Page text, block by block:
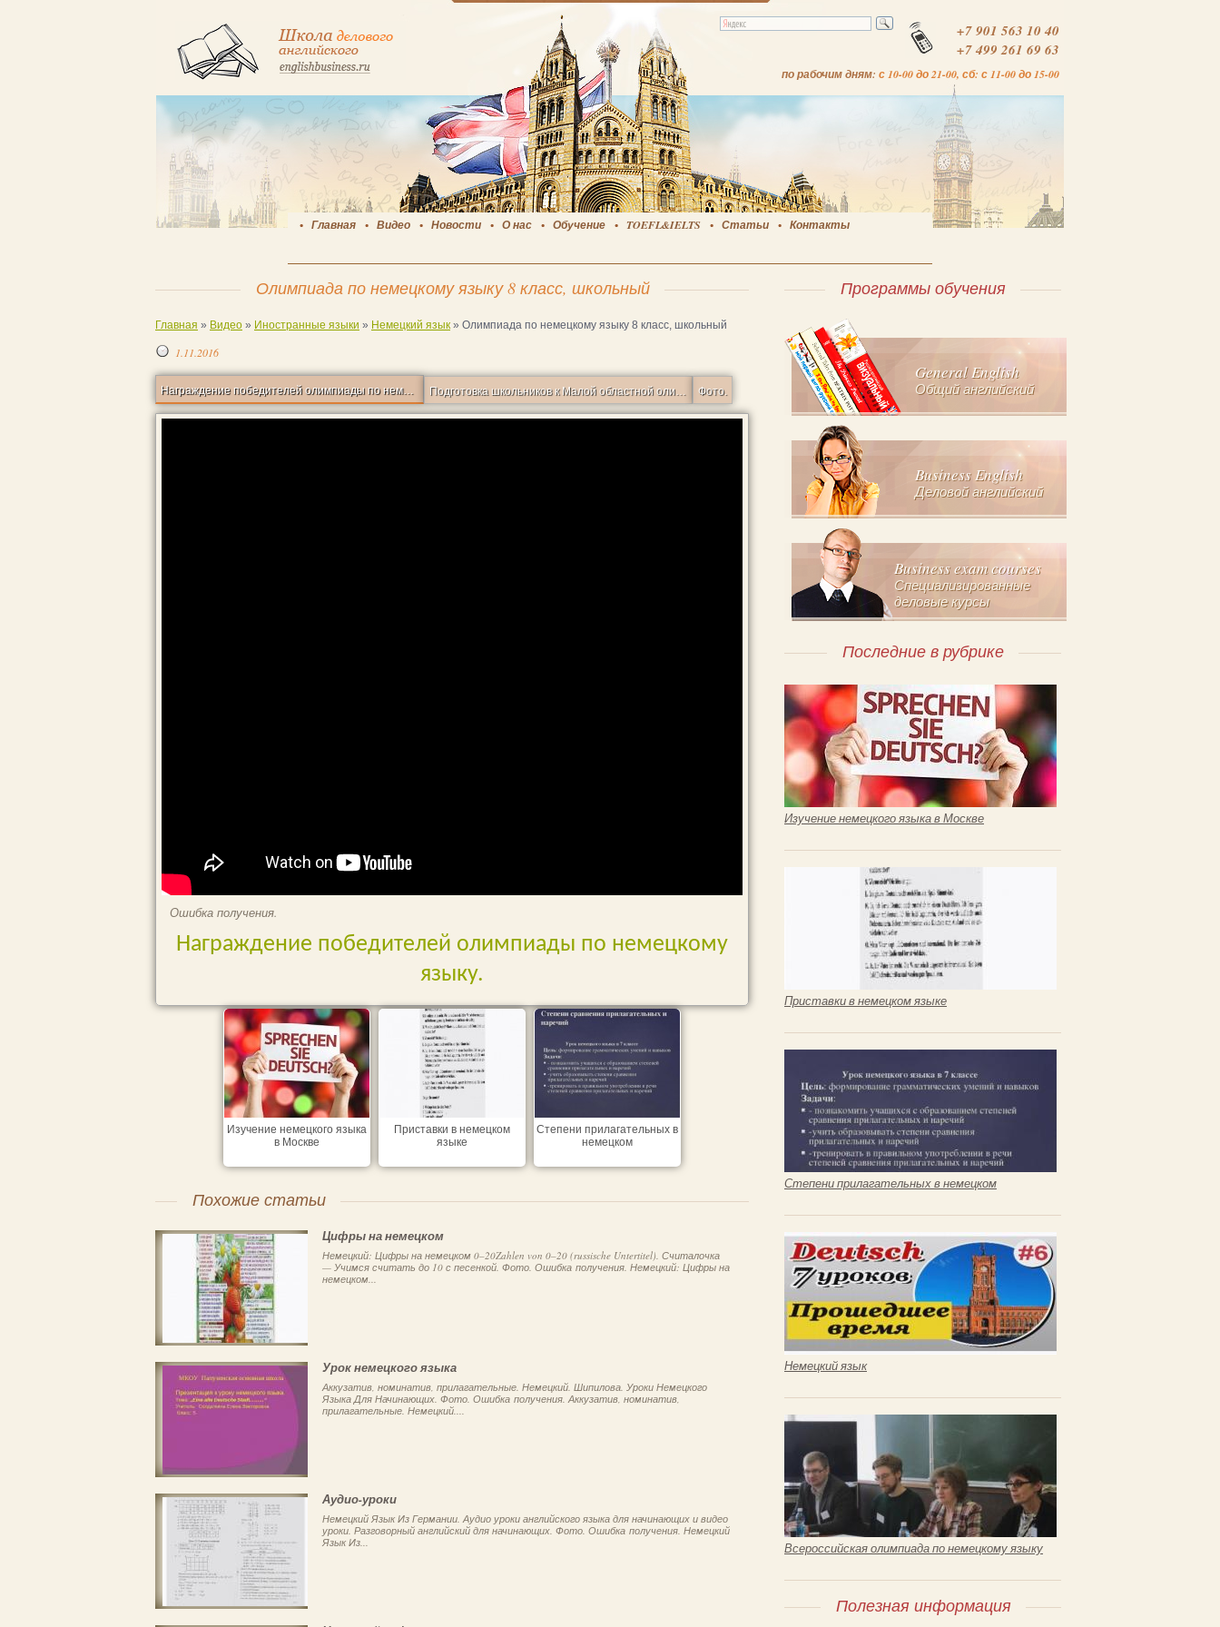
+7 901 563 10 40
+7 499 261 69 63
по рабочим дням: с 10-00 до 21-00, сб: с 11-00 до 15-00
Главная Видео Новости О нас Обучение TOEFL&IELTS Статьи Контакты
Программы обучения
General English
Общий английский
Business English
Деловой английский
Business exam courses
Специализированные
деловые курсы
Последние в рубрике
Изучение немецкого языка в Москве
Приставки в немецком языке
Степени прилагательных в немецком
Немецкий язык
Всероссийская олимпиада по немецкому языку
Полезная информация
Олимпиада по немецкому языку 8 класс, школьный
Главная » Видео » Иностранные языки » Немецкий язык » Олимпиада по немецкому языку 8 класс, школьный
1.11.2016
Награждение победителей олимпиады по немецкому языку. Подготовка школьников к Малой областной олимпиаде по английскому языку. Фото.
Ошибка получения.
Награждение победителей олимпиады по немецкому
языку.
Изучение немецкого языка
в Москве
Приставки в немецком
языке
Степени прилагательных в
немецком
Похожие статьи
Цифры на немецком
Немецкий: Цифры на немецком 0–20Zahlen von 0–20 (russische Untertitel). Считалочка
— Учимся считать до 10 с песенкой. Фото. Ошибка получения. Немецкий: Цифры на
немецком...
Урок немецкого языка
Аккузатив, номинатив, прилагательные. Немецкий. Шипилова. Уроки Немецкого
Языка Для Начинающих. Фото. Ошибка получения. Аккузатив, номинатив,
прилагательные. Немецкий....
Аудио-уроки
Немецкий Язык Из Германии. Аудио уроки английского языка для начинающих и видео
уроки. Разговорный английский для начинающих. Фото. Ошибка получения. Немецкий
Язык Из...